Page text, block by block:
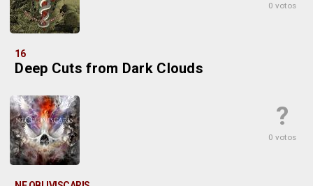
0 votos
16
Deep Cuts from Dark Clouds
?
0 votos